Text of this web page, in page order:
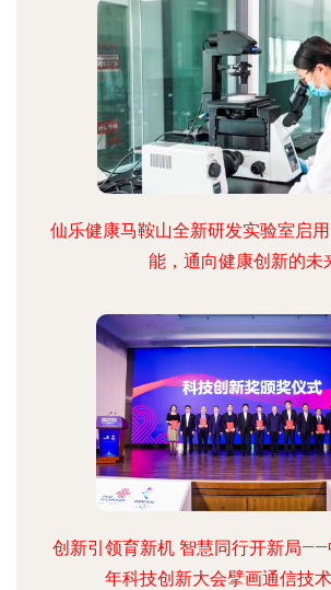
仙乐健康马鞍山全新研发实验室启
能，通向健康创新的未
创新引领育新机 智慧同行开新局
年科技创新大会擘画通信技